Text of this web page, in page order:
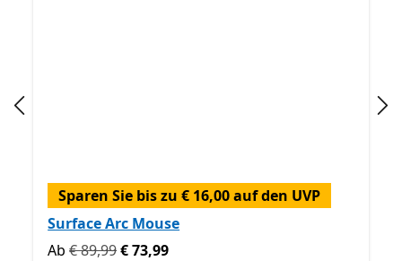
Vorherige Folie
Sparen Sie bis zu € 16,00 auf den UVP
Surface Arc Mouse
Ursprünglich Ab € 89,99 jetzt Ab € 73,99
Ab€ 89,99€ 73,99